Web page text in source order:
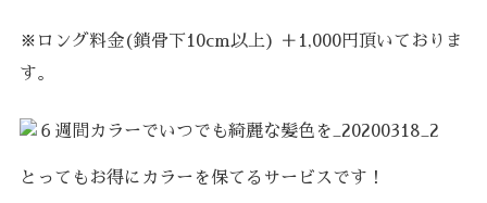
※ロング料金(鎖骨下10cm以上) ＋1,000円頂いておりま
す。
とってもお得にカラーを保てるサービスです！